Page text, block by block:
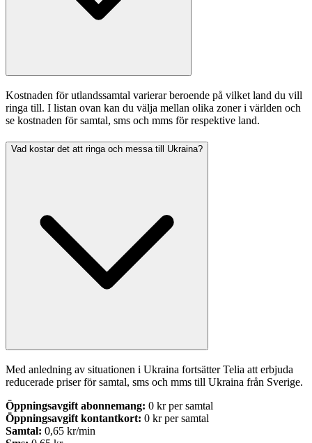
Kostnaden för utlandssamtal varierar beroende på vilket land du vill
ringa till. I listan ovan kan du välja mellan olika zoner i världen och
se kostnaden för samtal, sms och mms för respektive land.
Vad kostar det att ringa och messa till Ukraina?
Med anledning av situationen i Ukraina fortsätter Telia att erbjuda
reducerade priser för samtal, sms och mms till Ukraina från Sverige.
Öppningsavgift abonnemang:
Öppningsavgift kontantkort:
Samtal: